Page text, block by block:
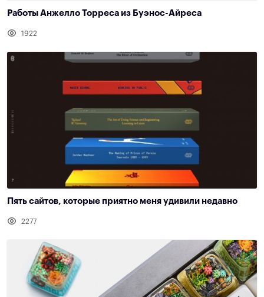
Работы Анжелло Торреса из Буэнос-Айреса
1922
Пять сайтов, которые приятно меня удивили недавно
2277